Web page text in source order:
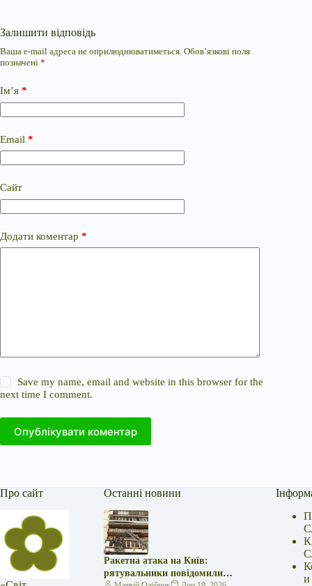
Залишити відповідь
Ваша e-mail адреса не оприлюднюватиметься. Обов’язкові поля
позначені *
Ім’я *
Email *
Сайт
Додати коментар *
Save my name, email and website in this browser for the
next time I comment.
Опублікувати коментар
Про сайт Останні новини
Ракетна атака на Київ:
рятувальники повідомили
и